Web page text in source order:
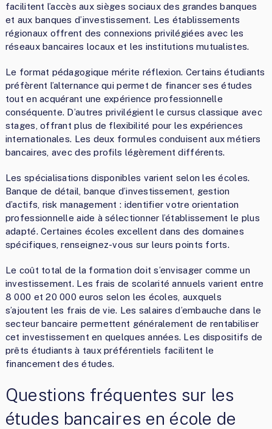
facilitent l’accès aux sièges sociaux des grandes banques
et aux banques d’investissement. Les établissements
régionaux offrent des connexions privilégiées avec les
réseaux bancaires locaux et les institutions mutualistes.
Le format pédagogique mérite réflexion. Certains étudiants
préfèrent l’alternance qui permet de financer ses études
tout en acquérant une expérience professionnelle
conséquente. D’autres privilégient le cursus classique avec
stages, offrant plus de flexibilité pour les expériences
internationales. Les deux formules conduisent aux métiers
bancaires, avec des profils légèrement différents.
Les spécialisations disponibles varient selon les écoles.
Banque de détail, banque d’investissement, gestion
d’actifs, risk management : identifier votre orientation
professionnelle aide à sélectionner l’établissement le plus
adapté. Certaines écoles excellent dans des domaines
spécifiques, renseignez-vous sur leurs points forts.
Le coût total de la formation doit s’envisager comme un
investissement. Les frais de scolarité annuels varient entre
8 000 et 20 000 euros selon les écoles, auxquels
s’ajoutent les frais de vie. Les salaires d’embauche dans le
secteur bancaire permettent généralement de rentabiliser
cet investissement en quelques années. Les dispositifs de
prêts étudiants à taux préférentiels facilitent le
financement des études.
Questions fréquentes sur les
études bancaires en école de